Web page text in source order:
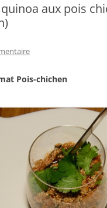
aux pois
Pois-chichen